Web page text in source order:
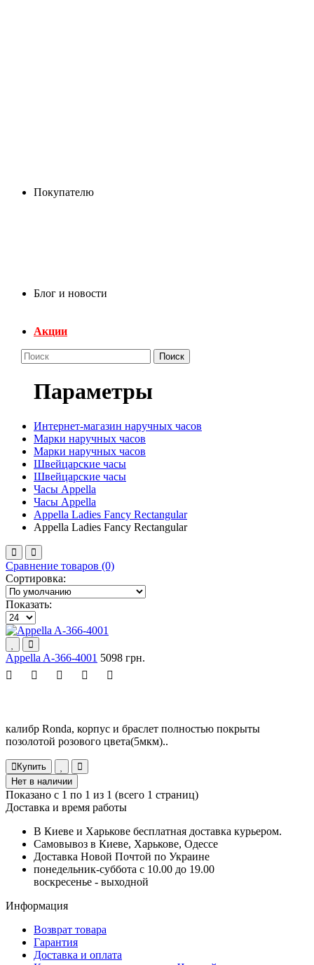
Покупателю
Блог и новости
Акции
Поиск
Параметры
Интернет-магазин наручных часов
Марки наручных часов
Марки наручных часов
Швейцарские часы
Швейцарские часы
Часы Appella
Часы Appella
Appella Ladies Fancy Rectangular
Appella Ladies Fancy Rectangular
Сравнение товаров (0)
Сортировка:
Показать:
Appella A-366-4001 5098 грн.
калибр Ronda, корпус и браслет полностью покрыты
позолотой розового цвета(5мкм)..
Купить
Нет в наличии
Показано с 1 по 1 из 1 (всего 1 страниц)
Доставка и время работы
В Киеве и Харькове бесплатная доставка курьером.
Самовывоз в Киеве, Харькове, Одессе
Доставка Новой Почтой по Украине
понедельник-суббота с 10.00 до 19.00
воскресенье - выходной
Информация
Возврат товара
Гарантия
Доставка и оплата